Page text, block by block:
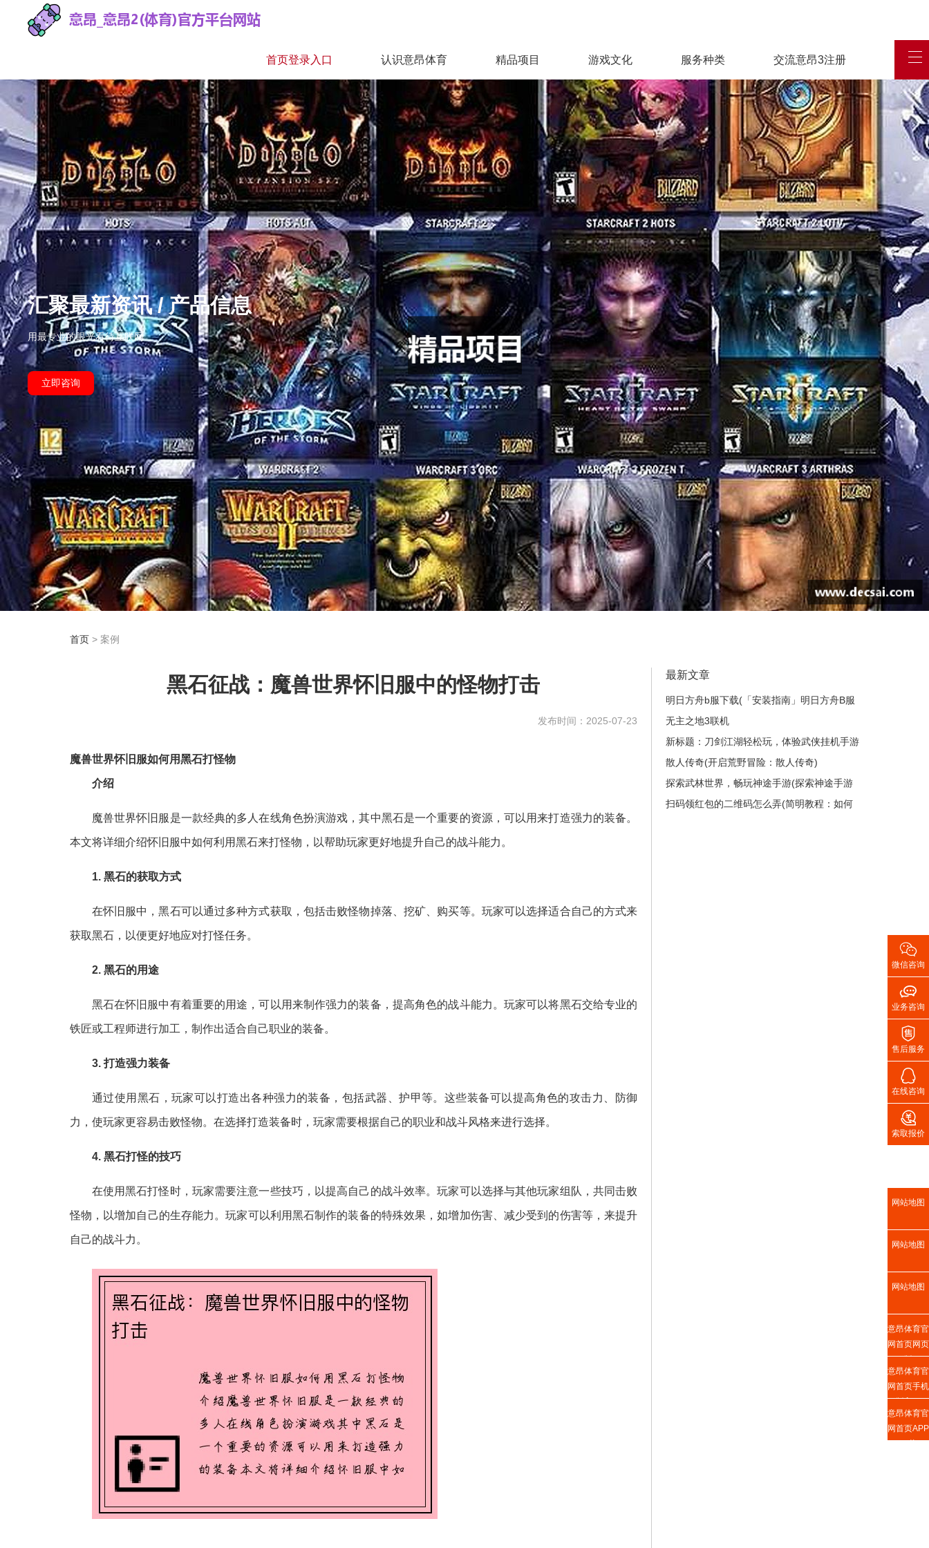
首页登录入口 认识意昂体育 精品项目 游戏文化 服务种类 交流意昂3注册
汇聚最新资讯 / 产品信息
用最专业的眼光看待互联网
立即咨询
首页> 案例
黑石征战：魔兽世界怀旧服中的怪物打击
发布时间：2025-07-23
魔兽世界怀旧服如何用黑石打怪物
介绍
魔兽世界怀旧服是一款经典的多人在线角色扮演游戏，其中黑石是一个重要的资源，可以用来打造强力的装备。
本文将详细介绍怀旧服中如何利用黑石来打怪物，以帮助玩家更好地提升自己的战斗能力。
1. 黑石的获取方式
在怀旧服中，黑石可以通过多种方式获取，包括击败怪物掉落、挖矿、购买等。玩家可以选择适合自己的方式来
获取黑石，以便更好地应对打怪任务。
2. 黑石的用途
黑石在怀旧服中有着重要的用途，可以用来制作强力的装备，提高角色的战斗能力。玩家可以将黑石交给专业的
铁匠或工程师进行加工，制作出适合自己职业的装备。
3. 打造强力装备
通过使用黑石，玩家可以打造出各种强力的装备，包括武器、护甲等。这些装备可以提高角色的攻击力、防御
力，使玩家更容易击败怪物。在选择打造装备时，玩家需要根据自己的职业和战斗风格来进行选择。
4. 黑石打怪的技巧
在使用黑石打怪时，玩家需要注意一些技巧，以提高自己的战斗效率。玩家可以选择与其他玩家组队，共同击败
怪物，以增加自己的生存能力。玩家可以利用黑石制作的装备的特殊效果，如增加伤害、减少受到的伤害等，来提升
自己的战斗力。
最新文章
明日方舟b服下载(「安装指南」明日方舟B服
如何下载？)
无主之地3联机
新标题：刀剑江湖轻松玩，体验武侠挂机手游
的快乐！(在《刀剑江湖》中尽情畅游，感受
武侠世界的奥秘！)
散人传奇(开启荒野冒险：散人传奇)
探索武林世界，畅玩神途手游(探索神途手游
的武林世界，建立你的传奇故事)
扫码领红包的二维码怎么弄(简明教程：如何

微信咨询

业务咨询

售后服务

在线咨询

索取报价
网站地图
网站地图
网站地图
意昂体育官
网首页网页
版
意昂体育官
网首页手机
版入口
意昂体育官
网首页APP
下载